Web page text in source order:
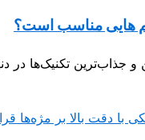
هایی مناسب است؟
تکنیک‌ها در